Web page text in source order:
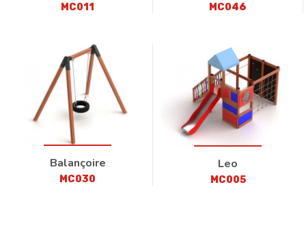
MC011 MC046
Balançoire
MC030
Leo
MC005